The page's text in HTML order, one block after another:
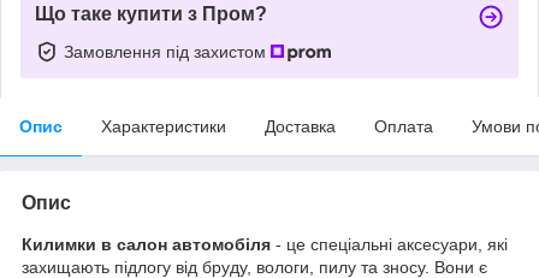
Що таке купити з Пром?
Замовлення під захистом
Опис Характеристики Доставка Оплата Умови
Опис
Килимки в салон автомобіля - це спеціальні аксесуари, які
захищають підлогу від бруду, вологи, пилу та зносу. Вони є